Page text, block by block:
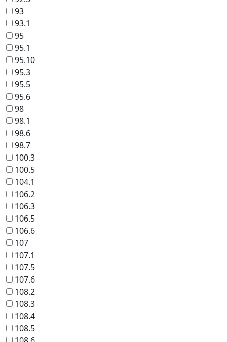
93
93.1
95
95.1
95.10
95.3
95.5
95.6
98
98.1
98.6
98.7
100.3
100.5
104.1
106.2
106.3
106.5
106.6
107
107.1
107.5
107.6
108.2
108.3
108.4
108.5